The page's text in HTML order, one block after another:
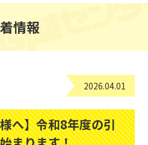
情報
2026.04.01
へ】令和8年度の引